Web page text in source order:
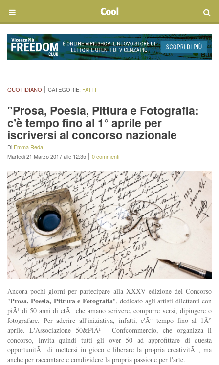
QUOTIDIANO | CATEGORIE: FATTI
"Prosa, Poesia, Pittura e Fotografia:
c'è tempo fino al 1° aprile per
iscriversi al concorso nazionale
Di Emma Reda
Martedi 21 Marzo 2017 alle 12:35 | 0 commenti
Ancora pochi giorni per partecipare alla XXXV edizione del Concorso
"Prosa, Poesia, Pittura e Fotografia", dedicato agli artisti dilettanti con
piÃ¹ di 50 anni di etÃ che amano scrivere, comporre versi, dipingere o
fotografare. Per aderire all'iniziativa, infatti, c'Ã¨ tempo fino al 1Â°
aprile. L'Associazione 50&PiÃ¹ - Confcommercio, che organizza il
concorso, invita quindi tutti gli over 50 ad approfittare di questa
opportunitÃ di mettersi in gioco e liberare la propria creativitÃ , ma
anche per raccontare e condividere la propria passione per l'arte.